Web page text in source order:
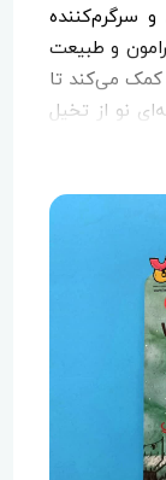
سرگرم‌کننده
و طبیعت
کمک می‌کند تا
نو از تخیل
به موارد زیر
جذاب و
در
در دل
آموزش و